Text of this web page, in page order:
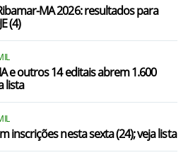
MA 2026: resultados para
(4)
e outros 14 editais abrem 1.600
lista
inscrições nesta sexta (24); veja lista